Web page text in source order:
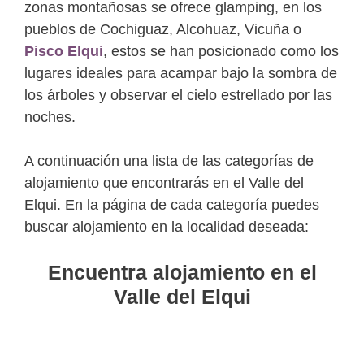
zonas montañosas se ofrece glamping, en los
pueblos de Cochiguaz, Alcohuaz, Vicuña o
Pisco Elqui, estos se han posicionado como los
lugares ideales para acampar bajo la sombra de
los árboles y observar el cielo estrellado por las
noches.
A continuación una lista de las categorías de
alojamiento que encontrarás en el Valle del
Elqui. En la página de cada categoría puedes
buscar alojamiento en la localidad deseada:
Encuentra alojamiento en el
Valle del Elqui